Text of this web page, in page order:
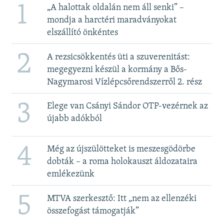
1
„A halottak oldalán nem áll senki” –
mondja a harctéri maradványokat
elszállító önkéntes
2
A rezsicsökkentés üti a szuverenitást:
megegyezni készül a kormány a Bős-
Nagymarosi Vízlépcsőrendszerről 2. rész
3
Elege van Csányi Sándor OTP-vezérnek az
újabb adókból
4
Még az újszülötteket is meszesgödörbe
dobták – a roma holokauszt áldozataira
emlékezünk
5
MTVA szerkesztő: Itt „nem az ellenzéki
összefogást támogatják”